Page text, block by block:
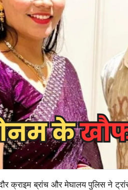
क्राइम ब्रांच और मेघालय पुलिस ने